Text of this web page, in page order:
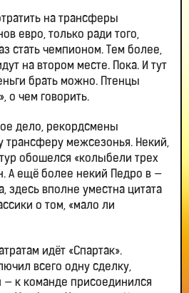
на трансферы
евро, только ради того,
стать чемпионом. Тем более,
на втором месте. Пока. И тут
брать можно. Птенцы
о чем говорить.
дело, рекордсмены
трансферу межсезонья. Некий,
обошелся «колыбели трех
А ещё более некий Педро в —
здесь вполне уместна цитата
о том, «мало ли
идёт «Спартак».
всего одну сделку,
— к команде присоединился